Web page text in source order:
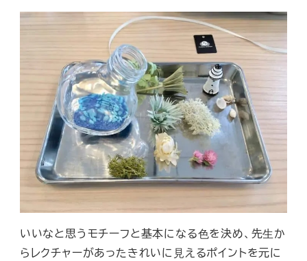
いいなと思うモチーフと基本になる⾊を決め、先⽣か
らレクチャーがあったきれいに⾒えるポイントを元に